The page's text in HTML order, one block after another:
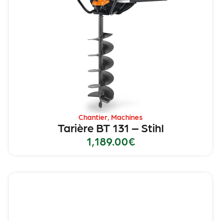
Chantier Machines
Tarière BT 131 – Stihl
1,189.00€